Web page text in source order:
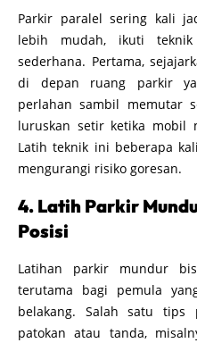
Parkir paralel sering kali
lebih mudah, ikuti
sederhana. Pertama,
di depan ruang parkir
perlahan sambil memutar
luruskan setir ketika mobil
Latih teknik ini beberapa
mengurangi risiko goresan.
4. Latih Parkir
Posisi
Latihan parkir mundur
terutama bagi pemula
belakang. Salah satu tips
patokan atau tanda,